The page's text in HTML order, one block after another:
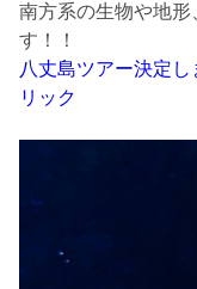
南方系の生物や地
す！！
八丈島ツアー決定
リック